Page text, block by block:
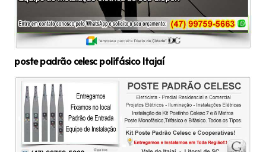
poste padrão celesc polifásico Itajaí